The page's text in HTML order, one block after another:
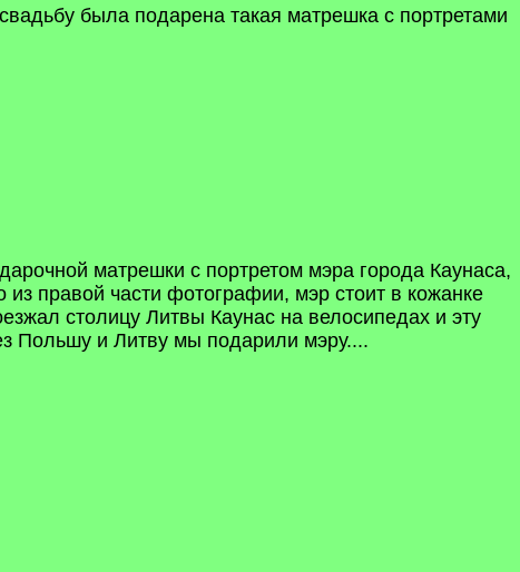
была подарена такая матрешка с портретами
матрешки с портретом мэра города Каунаса,
правой части фотографии, мэр стоит в кожанке
столицу Литвы Каунас на велосипедах и эту
Польшу и Литву мы подарили мэру....